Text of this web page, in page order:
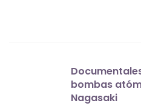
bombas
Nagasaki